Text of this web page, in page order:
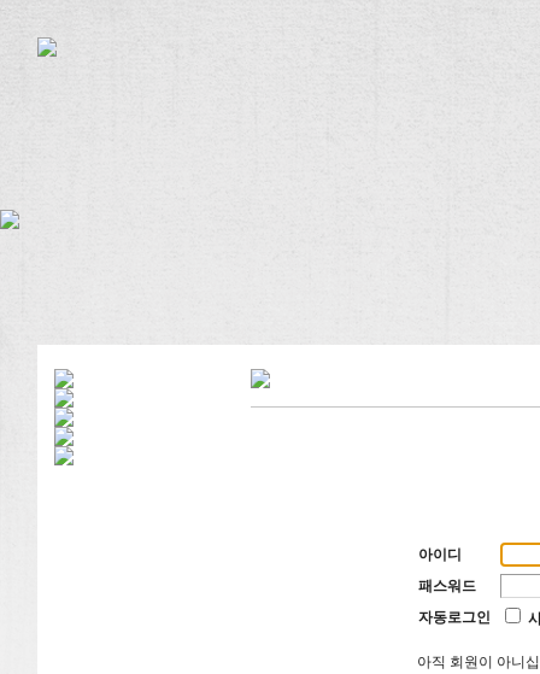
아이디
패스워드
자동로그인
아직 회원이 아니